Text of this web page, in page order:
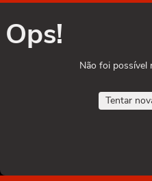
Ops!
Não foi possível
Tentar